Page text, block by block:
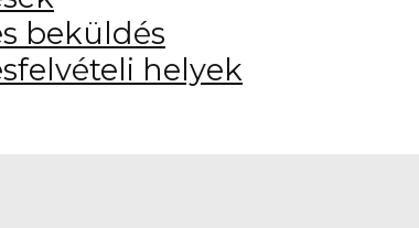
beküldés
helyek